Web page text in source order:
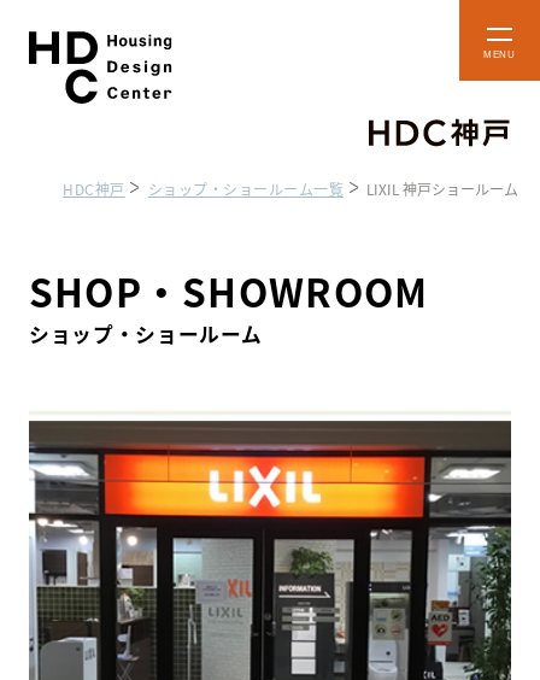
メ
を
閉
本
文
住まいの
相談サービス
リフォーム
会社ナビ
HDC BOX
貸し施設のご案内
HDC神戸 ショップ・ショールーム一覧 LIXIL 神戸ショールーム
SHOP・SHOWROOM
ショップ・ショールーム